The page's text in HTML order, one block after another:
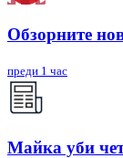
Обзорните
преди 1 час
Майка уби